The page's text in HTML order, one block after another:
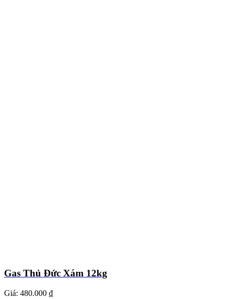
Gas Thủ Đức Xám 12kg
Giá: 480.000 ₫